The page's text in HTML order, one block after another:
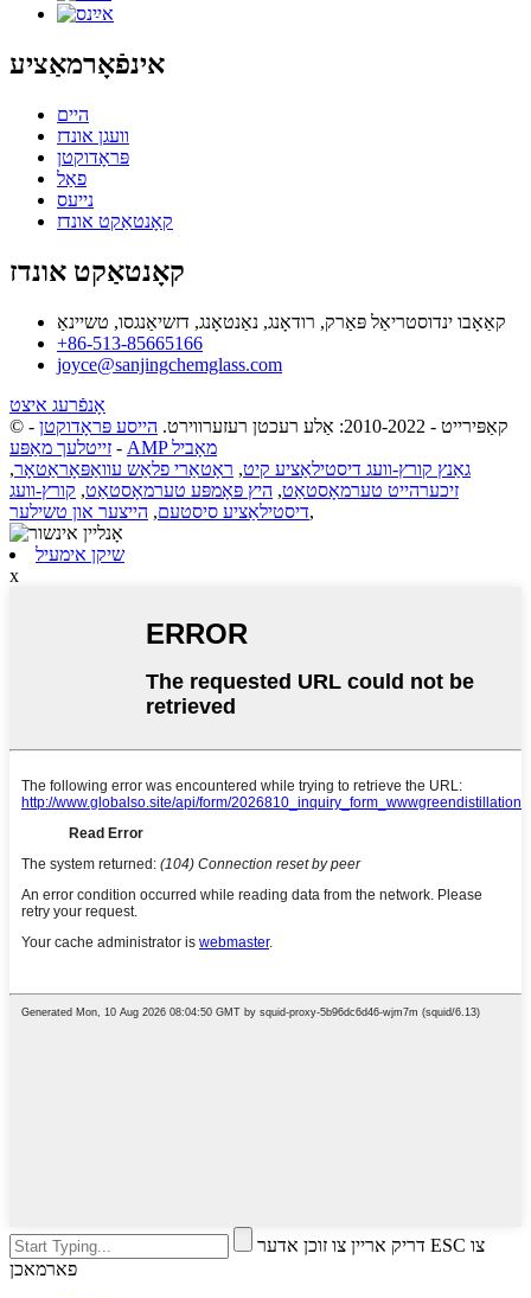
אינפֿאָרמאַציע
היים
וועגן אונדז
פּראָדוקטן
פאַל
נייעס
קאָנטאַקט אונדז
קאָנטאַקט אונדז
קאַאָבו ינדוסטריאַל פּאַרק, רודאָנג, נאַנטאָנג, דזשיאַנגסו, טשיינאַ
+86-513-85665166
joyce@sanjingchemglass.com
אָנפֿרעג איצט
© קאַפּירייט - 2010-2022: אַלע רעכטן רעזערווירט.
הייסע פּראָדוקטן -
זייטלעך מאַפּע -
AMP מאָביל
גאַנץ קורץ-וועג דיסטילאַציע קיט, ראָטאַרי פלאַש עוואַפּאָראַטאָר,
זיכערהייט טערמאָסטאַט, היץ פּאָמפּע טערמאָסטאַט, קורץ-וועג
דיסטילאַציע סיסטעם, הייצער און טשילער ,
שיקן אימעיל
x
דריק אריין צו זוכן אדער ESC צו
פארמאכן